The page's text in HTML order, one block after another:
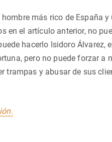
más rico de España
en el artículo anterior, no
hacerlo Isidoro Álvarez,
pero no puede forzar a
trampas y abusar de sus
.